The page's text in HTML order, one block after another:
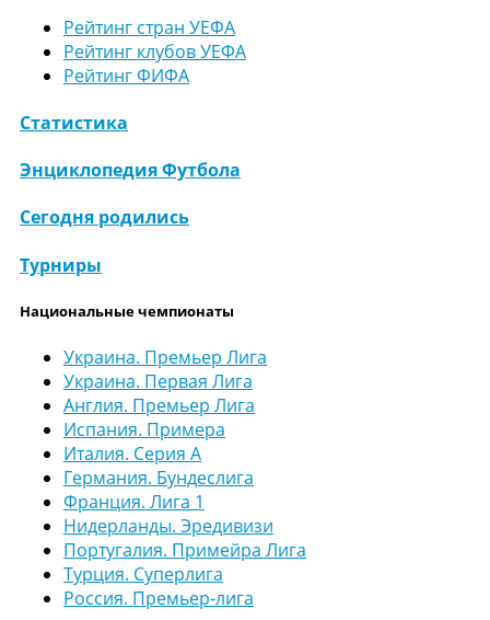
Рейтинг стран УЕФА
Рейтинг клубов УЕФА
Рейтинг ФИФА
Статистика
Энциклопедия Футбола
Сегодня родились
Турниры
Национальные чемпионаты
Украина. Премьер Лига
Украина. Первая Лига
Англия. Премьер Лига
Испания. Примера
Италия. Серия А
Германия. Бундеслига
Франция. Лига 1
Нидерланды. Эредивизи
Португалия. Примейра Лига
Турция. Суперлига
Россия. Премьер-лига